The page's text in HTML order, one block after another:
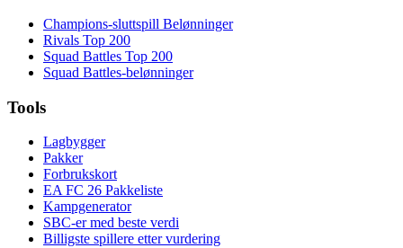
Champions-sluttspill Belønninger
Rivals Top 200
Squad Battles Top 200
Squad Battles-belønninger
Tools
Lagbygger
Pakker
Forbrukskort
EA FC 26 Pakkeliste
Kampgenerator
SBC-er med beste verdi
Billigste spillere etter vurdering